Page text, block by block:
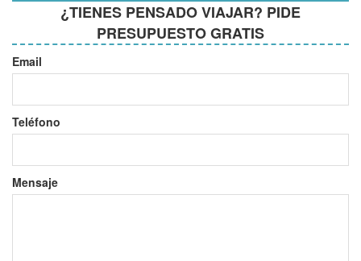
¿TIENES PENSADO VIAJAR? PIDE
PRESUPUESTO GRATIS
Email
Teléfono
Mensaje